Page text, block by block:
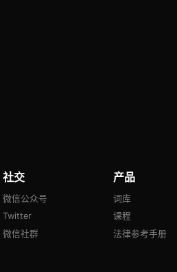
社交
微信公众号
Twitter
微信社群
产品
词库
课程
法律参考手册